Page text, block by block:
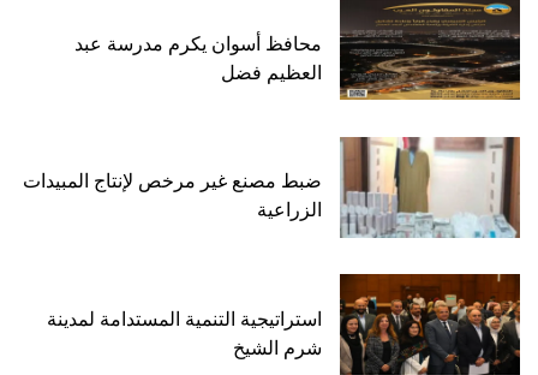
محافظ أسوان يكرم مدرسة عبد
العظيم فضل
ضبط مصنع غير مرخص لإنتاج المبيدات
الزراعية
استراتيجية التنمية المستدامة لمدينة
شرم الشيخ